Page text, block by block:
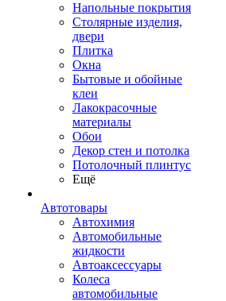
Напольные покрытия
Столярные изделия,
двери
Плитка
Окна
Бытовые и обойные
клеи
Лакокрасочные
материалы
Обои
Декор стен и потолка
Потолочный плинтус
Ещё
Автотовары
Автохимия
Автомобильные
жидкости
Автоаксессуары
Колеса
автомобильные